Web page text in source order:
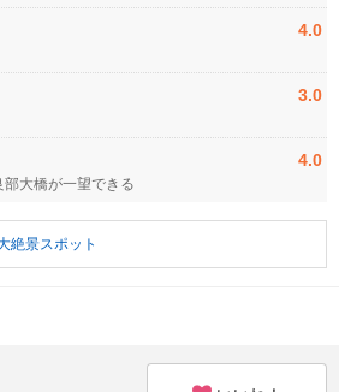
4.0
3.0
4.0
大橋が一望できる
絶景スポット